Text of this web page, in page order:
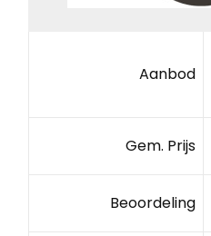
Aanbod
Gem. Prijs
Beoordeling